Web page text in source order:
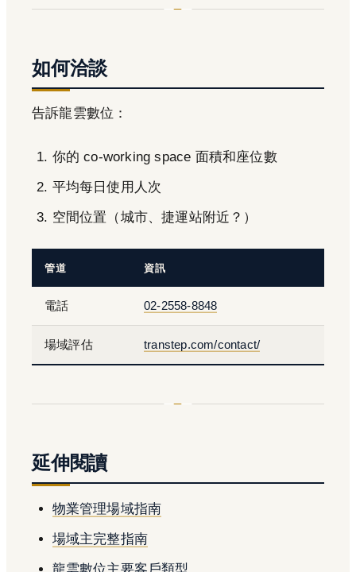
如何洽談
告訴龍雲數位：
你的 co-working space 面積和座位數
平均每日使用人次
空間位置（城市、捷運站附近？）
管道 資訊
電話 02-2558-8848
場域評估 transtep.com/contact/
延伸閱讀
物業管理場域指南
場域主完整指南